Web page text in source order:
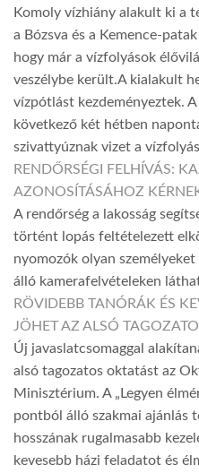
Komoly vízhiány alakult ki a
a Bózsva és a Kemence-
hogy már a vízfolyások
veszélybe került.A kialakult
vízpótlást kezdeményeztek.
következő két hétben
szivattyúznak vizet a
RENDŐRSÉGI FELHÍVÁS:
AZONOSÍTÁSÁHOZ
A rendőrség a lakosság
történt lopás feltételezett
nyomozók olyan
álló kamerafelvételeken
RÖVIDEBB TANÓRÁK ÉS
JÖHET AZ ALSÓ
Új javaslatcsomaggal
alsó tagozatos oktatást az
Minisztérium. A „Legyen
pontból álló szakmai ajánlás
hosszának rugalmasabb
kevesebb házi feladatot és